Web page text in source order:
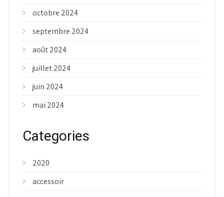
octobre 2024
septembre 2024
août 2024
juillet 2024
juin 2024
mai 2024
Categories
2020
accessoir